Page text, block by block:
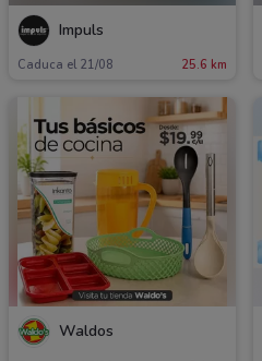
Impuls
Caduca el 21/08 25.6 km
Waldos